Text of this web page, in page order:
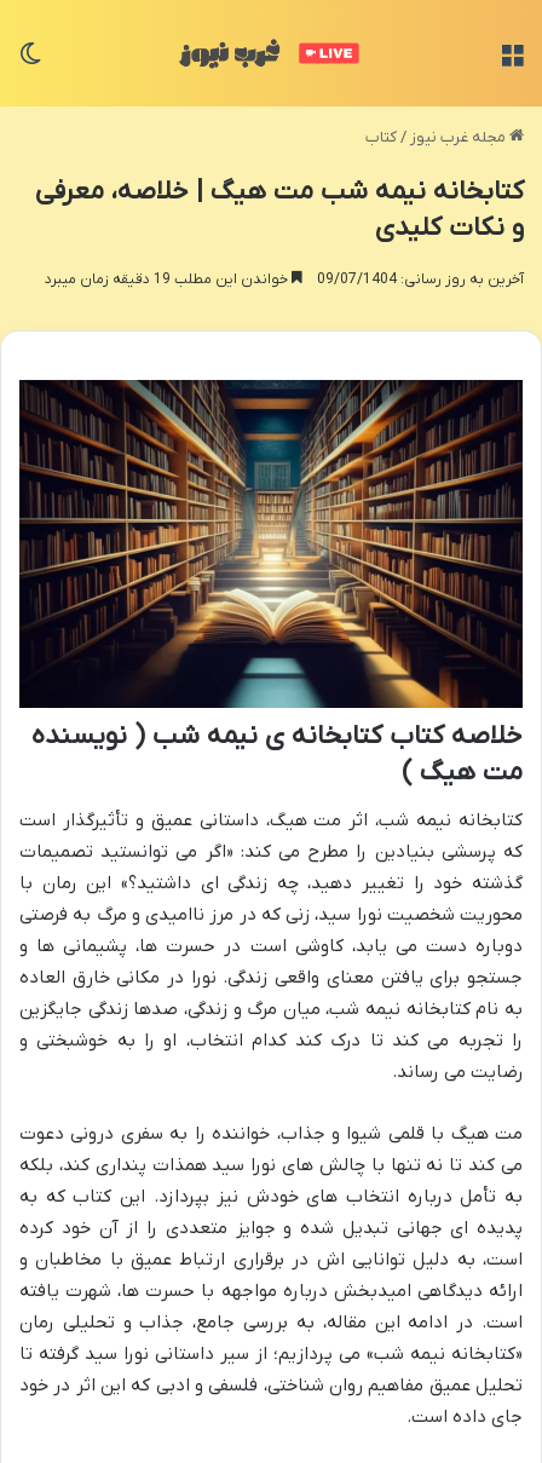
مجله غرب نیوز /کتاب
کتابخانه نیمه شب مت هیگ | خلاصه، معرفی
و نکات کلیدی
آخرین به روز رسانی: 09/07/1404 خواندن این مطلب 19 دقیقه زمان میبرد
خلاصه کتاب کتابخانه ی نیمه شب ( نویسنده
مت هیگ )
کتابخانه نیمه شب، اثر مت هیگ، داستانی عمیق و تأثیرگذار است
که پرسشی بنیادین را مطرح می کند: «اگر می توانستید تصمیمات
گذشته خود را تغییر دهید، چه زندگی ای داشتید؟» این رمان با
محوریت شخصیت نورا سید، زنی که در مرز ناامیدی و مرگ به فرصتی
دوباره دست می یابد، کاوشی است در حسرت ها، پشیمانی ها و
جستجو برای یافتن معنای واقعی زندگی. نورا در مکانی خارق العاده
به نام کتابخانه نیمه شب، میان مرگ و زندگی، صدها زندگی جایگزین
را تجربه می کند تا درک کند کدام انتخاب، او را به خوشبختی و
رضایت می رساند.
مت هیگ با قلمی شیوا و جذاب، خواننده را به سفری درونی دعوت
می کند تا نه تنها با چالش های نورا سید همذات پنداری کند، بلکه
به تأمل درباره انتخاب های خودش نیز بپردازد. این کتاب که به
پدیده ای جهانی تبدیل شده و جوایز متعددی را از آن خود کرده
است، به دلیل توانایی اش در برقراری ارتباط عمیق با مخاطبان و
ارائه دیدگاهی امیدبخش درباره مواجهه با حسرت ها، شهرت یافته
است. در ادامه این مقاله، به بررسی جامع، جذاب و تحلیلی رمان
«کتابخانه نیمه شب» می پردازیم؛ از سیر داستانی نورا سید گرفته تا
تحلیل عمیق مفاهیم روان شناختی، فلسفی و ادبی که این اثر در خود
جای داده است.